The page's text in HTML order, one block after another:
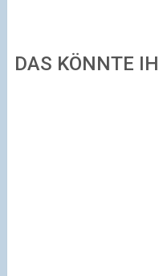
DAS KÖNNTE